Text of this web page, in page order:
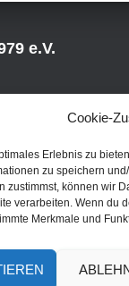
Cookie-
Erlebnis zu
zu speichern
zustimmst, können wir
verarbeiten. Wenn du
Merkmale und
e.V.